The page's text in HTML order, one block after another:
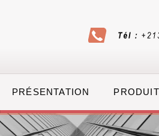
PRÉSENTATION